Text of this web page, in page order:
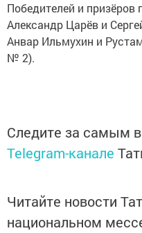
Победителей и призёров
Александр Царёв и
Анвар Ильмухин и
№ 2).
Следите за самым
Telegram-канале
Читайте новости
национальном